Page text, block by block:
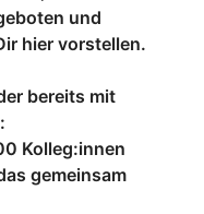
und
hier vorstellen.
bereits mit
Kolleg:innen
gemeinsam